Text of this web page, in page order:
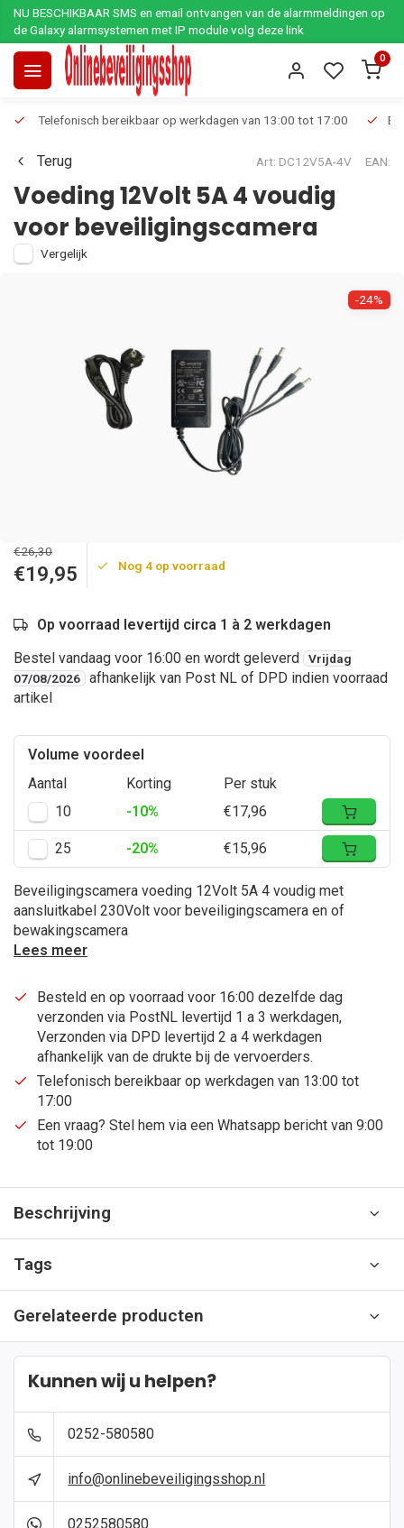
NU BESCHIKBAAR SMS en email ontvangen van de alarmmeldingen op
de Galaxy alarmsystemen met IP module volg deze link
0
Telefonisch bereikbaar op werkdagen van 13:00 tot 17:00
Terug Art: DC12V5A-4V EAN:
Voeding 12Volt 5A 4 voudig
voor beveiligingscamera
Vergelijk
-24%
€26,30
€19,95 Nog 4 op voorraad
Op voorraad levertijd circa 1 à 2 werkdagen
Bestel vandaag voor 16:00 en wordt geleverd
Vrijdag
07/08/2026
afhankelijk van Post NL of DPD indien voorraad
artikel
Volume voordeel
Aantal
Korting
Per stuk
10
-10% €17,96
25 -20% €15,96
Beveiligingscamera voeding 12Volt 5A 4 voudig met
aansluitkabel 230Volt voor beveiligingscamera en of
bewakingscamera
Lees meer
Besteld en op voorraad voor 16:00 dezelfde dag
verzonden via PostNL levertijd 1 a 3 werkdagen,
Verzonden via DPD levertijd 2 a 4 werkdagen
afhankelijk van de drukte bij de vervoerders.
Telefonisch bereikbaar op werkdagen van 13:00 tot
17:00
Een vraag? Stel hem via een Whatsapp bericht van 9:00
tot 19:00
Beschrijving
Tags
Gerelateerde producten
Kunnen wij u helpen?
0252-580580
info@onlinebeveiligingsshop.nl
0252580580